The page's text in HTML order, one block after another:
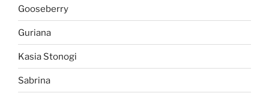
Gooseberry
Guriana
Kasia Stonogi
Sabrina